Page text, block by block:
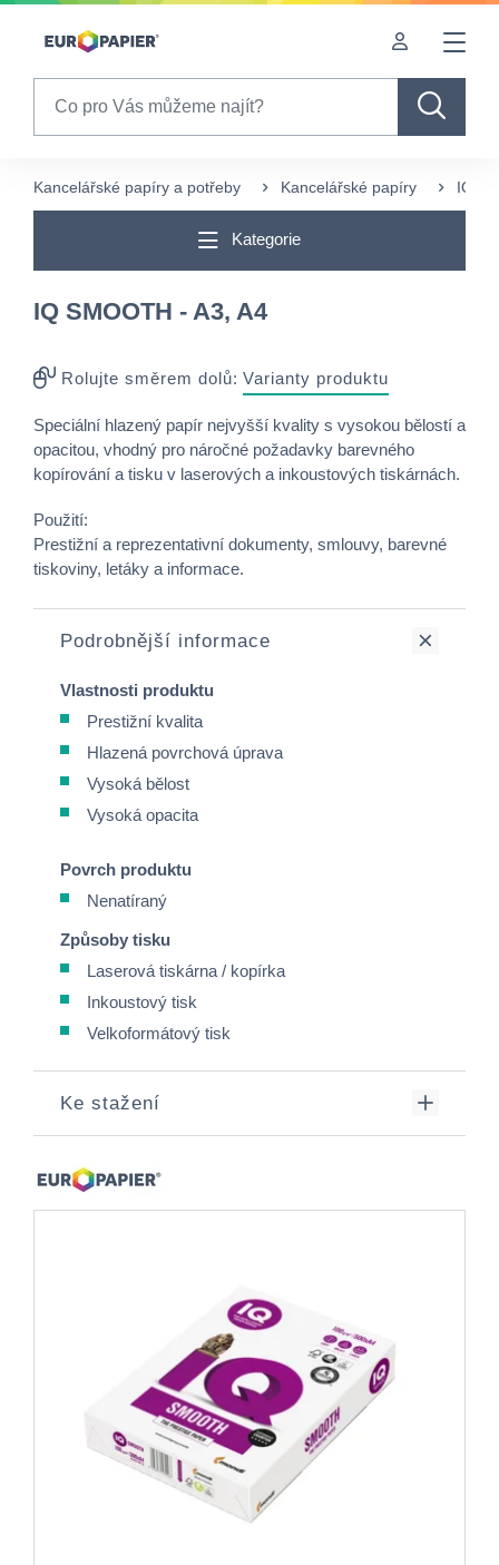
Table Of Content
Často nakupované s tímto produktem
Kancelářské papíry a potřeby Kancelářské papíry IQ
Kategorie
IQ SMOOTH - A3, A4
Rolujte směrem dolů: Varianty produktu
Speciální hlazený papír nejvyšší kvality s vysokou bělostí a
opacitou, vhodný pro náročné požadavky barevného
kopírování a tisku v laserových a inkoustových tiskárnách.
Použití:
Prestižní a reprezentativní dokumenty, smlouvy, barevné
tiskoviny, letáky a informace.
Podrobnější informace
Vlastnosti produktu
Prestižní kvalita
Hlazená povrchová úprava
Vysoká bělost
Vysoká opacita
Povrch produktu
Nenatíraný
Způsoby tisku
Laserová tiskárna / kopírka
Inkoustový tisk
Velkoformátový tisk
Ke stažení